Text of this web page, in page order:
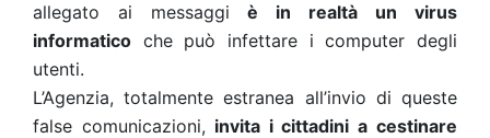
allegato ai messaggi è in realtà un virus
informatico che può infettare i computer degli
utenti.
L’Agenzia, totalmente estranea all’invio di queste
false comunicazioni, invita i cittadini a cestinare